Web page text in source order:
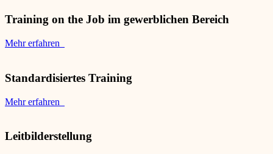
Training on the Job im gewerblichen Bereich
Mehr erfahren
Standardisiertes Training
Mehr erfahren
Leitbilderstellung